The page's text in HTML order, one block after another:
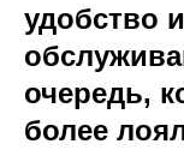
удобство
очередь,
более